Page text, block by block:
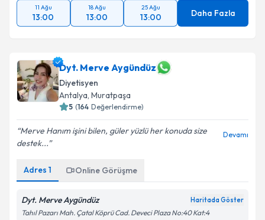
11 Ağu
13:00
18 Ağu
13:00
25 Ağu
13:00 Daha Fazla
Dyt. Merve Aygündüz
Diyetisyen
Antalya, Muratpaşa
5 (164 Değerlendirme)
Merve Hanım işini bilen, güler yüzlü her konuda size
destek...
Devamı
Adres 1 Online Görüşme
Dyt. Merve Aygündüz Haritada Göster
Tahıl Pazarı Mah. Çatal Köprü Cad. Deveci Plaza No:40 Kat:4